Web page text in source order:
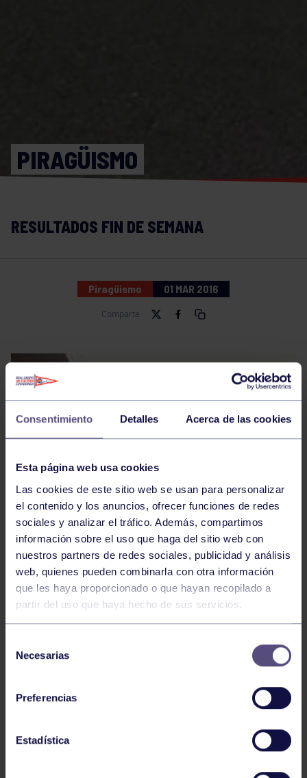
Consentimiento Detalles Acerca de las cookies
Esta página web usa cookies
Las cookies de este sitio web se usan para personalizar
el contenido y los anuncios, ofrecer funciones de redes
sociales y analizar el tráfico. Además, compartimos
información sobre el uso que haga del sitio web con
nuestros partners de redes sociales, publicidad y análisis
web, quienes pueden combinarla con otra información
que les haya proporcionado o que hayan recopilado a
partir del uso que haya hecho de sus servicios.
Necesarias
Preferencias
Estadística
PIRAGÜISMO
RESULTADOS FIN DE SEMANA
Piragüismo 01 MAR 2016
Comparte
OcunevaDeportivos del